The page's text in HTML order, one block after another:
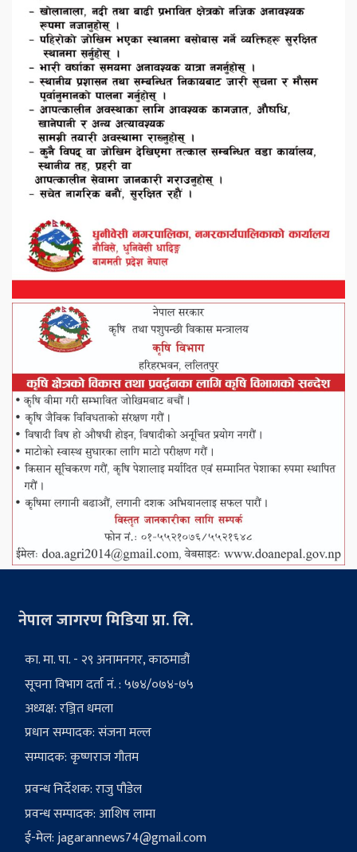
नेपाल जागरण मिडिया प्रा. लि.
का. मा. पा. - २९ अनामनगर, काठमाडौं
सूचना विभाग दर्ता नं. : ५७४/०७४-७५
अध्यक्ष: रञ्जित धमला
प्रधान सम्पादक: संजना मल्ल
सम्पादक: कृष्णराज गौतम
प्रवन्ध निर्देशक: राजु पौडेल
प्रवन्ध सम्पादक: आशिष लामा
ई-मेल:jagarannews74@gmail.com